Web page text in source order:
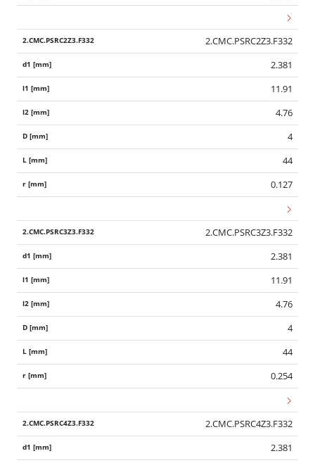
2.CMC.PSRC2Z3.F332
2.381
11.91
4.76
4
44
0.127
2.CMC.PSRC3Z3.F332
2.381
11.91
4.76
4
44
0.254
2.CMC.PSRC4Z3.F332
2.381